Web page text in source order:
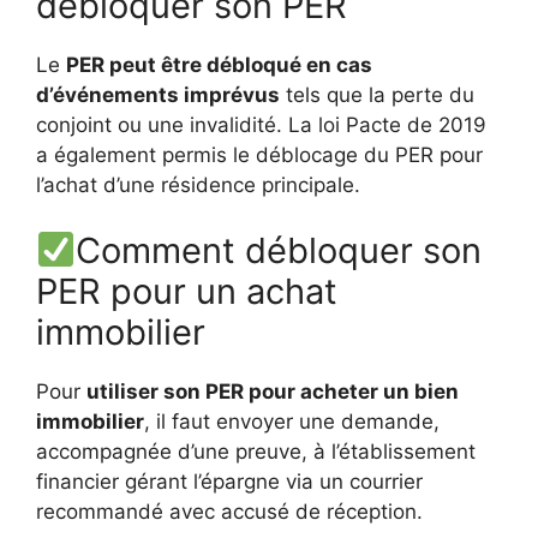
Le PER peut être débloqué en cas
d’événements imprévus tels que la perte du
conjoint ou une invalidité. La loi Pacte de 2019
a également permis le déblocage du PER pour
l’achat d’une résidence principale.
Comment débloquer son
PER pour un achat
immobilier
Pour utiliser son PER pour acheter un bien
immobilier, il faut envoyer une demande,
accompagnée d’une preuve, à l’établissement
financier gérant l’épargne via un courrier
recommandé avec accusé de réception.